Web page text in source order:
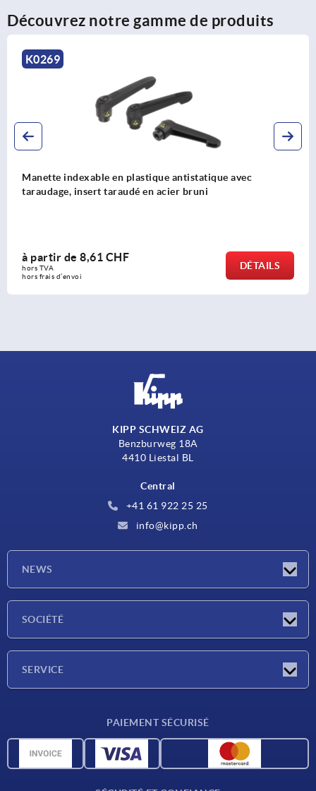
Découvrez notre gamme de produits
indexable en plastique antistatique avec
insert taraudé en acier bruni
de8,61 CHF
TVA
frais d’envoi
DÉTAILS
KIPP SCHWEIZ AG
Benzburweg 18A
4410 Liestal BL
Central
+41 61 922 25 25
info@kipp.ch
NEWS
SOCIÉTÉ
SERVICE
Données CAO
PAIEMENT SÉCURISÉ